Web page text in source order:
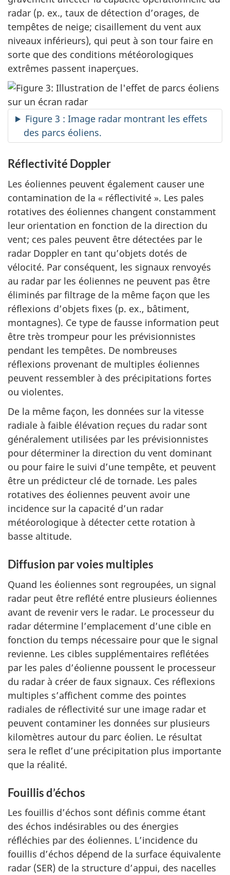
radar (p. ex., taux de détection d’orages, de
tempêtes de neige; cisaillement du vent aux
niveaux inférieurs), qui peut à son tour faire en
sorte que des conditions météorologiques
extrêmes passent inaperçues.
Figure 3 : Image radar montrant les effets
des parcs éoliens.
Réflectivité Doppler
Les éoliennes peuvent également causer une
contamination de la « réflectivité ». Les pales
rotatives des éoliennes changent constamment
leur orientation en fonction de la direction du
vent; ces pales peuvent être détectées par le
radar Doppler en tant qu’objets dotés de
vélocité. Par conséquent, les signaux renvoyés
au radar par les éoliennes ne peuvent pas être
éliminés par filtrage de la même façon que les
réflexions d’objets fixes (p. ex., bâtiment,
montagnes). Ce type de fausse information peut
être très trompeur pour les prévisionnistes
pendant les tempêtes. De nombreuses
réflexions provenant de multiples éoliennes
peuvent ressembler à des précipitations fortes
ou violentes.
De la même façon, les données sur la vitesse
radiale à faible élévation reçues du radar sont
généralement utilisées par les prévisionnistes
pour déterminer la direction du vent dominant
ou pour faire le suivi d’une tempête, et peuvent
être un prédicteur clé de tornade. Les pales
rotatives des éoliennes peuvent avoir une
incidence sur la capacité d’un radar
météorologique à détecter cette rotation à
basse altitude.
Diffusion par voies multiples
Quand les éoliennes sont regroupées, un signal
radar peut être reflété entre plusieurs éoliennes
avant de revenir vers le radar. Le processeur du
radar détermine l’emplacement d’une cible en
fonction du temps nécessaire pour que le signal
revienne. Les cibles supplémentaires reflétées
par les pales d’éolienne poussent le processeur
du radar à créer de faux signaux. Ces réflexions
multiples s’affichent comme des pointes
radiales de réflectivité sur une image radar et
peuvent contaminer les données sur plusieurs
kilomètres autour du parc éolien. Le résultat
sera le reflet d’une précipitation plus importante
que la réalité.
Fouillis d’échos
Les fouillis d’échos sont définis comme étant
des échos indésirables ou des énergies
réfléchies par des éoliennes. L’incidence du
fouillis d’échos dépend de la surface équivalente
radar (SER) de la structure d’appui, des nacelles